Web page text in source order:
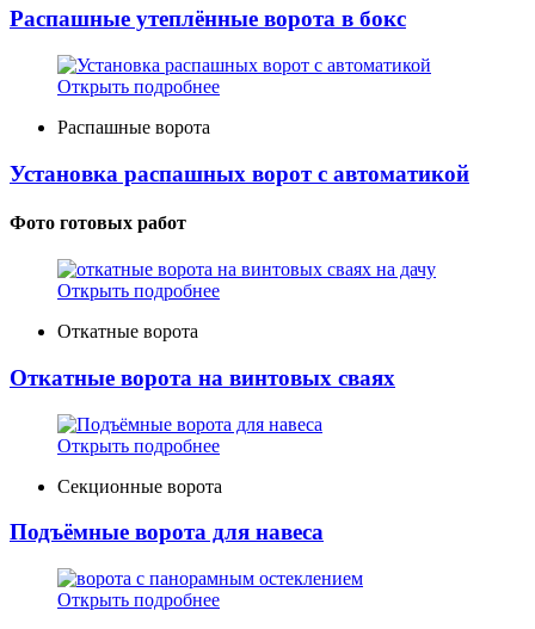
Распашные утеплённые ворота в бокс
Открыть подробнее
Распашные ворота
Установка распашных ворот с автоматикой
Фото готовых работ
Открыть подробнее
Откатные ворота
Откатные ворота на винтовых сваях
Открыть подробнее
Секционные ворота
Подъёмные ворота для навеса
Открыть подробнее